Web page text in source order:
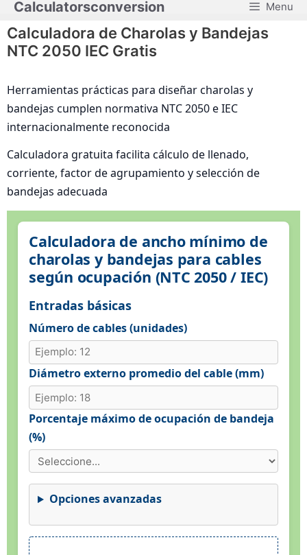
Saltar
contenido
Calculatorsconversion Menu
Calculadora de Charolas y Bandejas
NTC 2050 IEC Gratis
Herramientas prácticas para diseñar charolas y
bandejas cumplen normativa NTC 2050 e IEC
internacionalmente reconocida
Calculadora gratuita facilita cálculo de llenado,
corriente, factor de agrupamiento y selección de
bandejas adecuada
Calculadora de ancho mínimo de
charolas y bandejas para cables
según ocupación (NTC 2050 / IEC)
Entradas básicas
Número de cables (unidades)
Diámetro externo promedio del cable (mm)
Porcentaje máximo de ocupación de bandeja
(%)
Opciones avanzadas